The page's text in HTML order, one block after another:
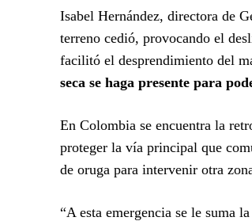
Isabel Hernández, directora de
terreno cedió, provocando el
facilitó el desprendimiento del
seca se haga presente para
En Colombia se encuentra la
proteger la vía principal que
de oruga para intervenir otra
“A esta emergencia se le suma